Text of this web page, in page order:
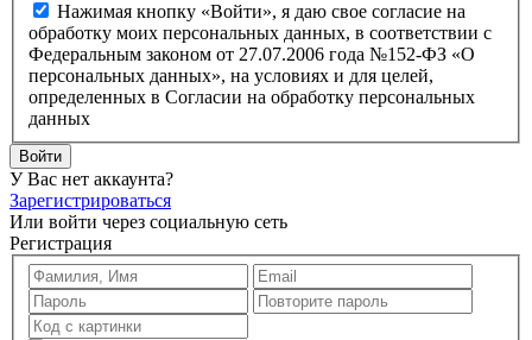
Нажимая кнопку «Войти», я даю свое согласие на
обработку моих персональных данных, в соответствии с
Федеральным законом от 27.07.2006 года №152-ФЗ «О
персональных данных», на условиях и для целей,
определенных в Согласии на обработку персональных
данных
Войти
У Вас нет аккаунта?
Зарегистрироваться
Или войти через социальную сеть
Регистрация